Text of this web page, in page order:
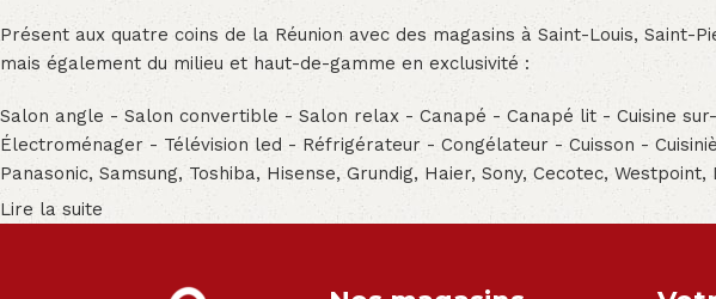
Présent aux quatre coins de la Réunion avec des magasins à Saint-Louis,
mais également du milieu et haut-de-gamme en exclusivité :
Salon angle - Salon convertible - Salon relax - Canapé - Canapé lit - Cuisine
Électroménager - Télévision led - Réfrigérateur - Congélateur - Cuisson -
Panasonic, Samsung, Toshiba, Hisense, Grundig, Haier, Sony, Cecotec, Westpoint,
Lire la suite